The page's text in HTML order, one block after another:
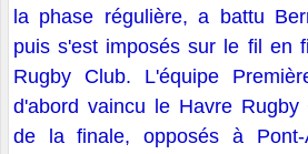
la phase régulière, a battu
puis s'est imposés sur le fil en
Rugby Club. L'équipe
d'abord vaincu le Havre
de la finale, opposés à Pont-